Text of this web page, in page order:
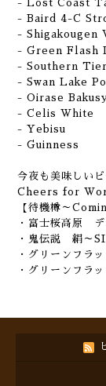
- Lost Coast
- Baird 4-C
- Shigakougen
- Green Flash
- Southern
- Swan Lake
- Oirase
- Celis White
- Yebisu
- Guinness
今夜も美味しい
Cheers for
【待機樽～
・富士桜高原 デ
・鬼伝説 絹～
・グリーンフラ
・グリーンフラ